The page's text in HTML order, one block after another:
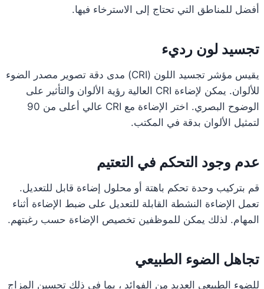
أفضل للمناطق التي تحتاج إلى الاسترخاء فيها.
تجسيد لون رديء
يقيس مؤشر تجسيد اللون (CRI) مدى دقة تصوير مصدر الضوء
للألوان. يمكن لإضاءة CRI العالية رؤية الألوان والتأثير على
الوضوح البصري. اختر الإضاءة مع CRI عالي أعلى من 90
لتمثيل الألوان بدقة في المكتب.
عدم وجود التحكم في التعتيم
قم بتركيب وحدة تحكم باهتة أو محلول إضاءة قابل للتعديل.
تعمل الإضاءة النشطة القابلة للتعديل على ضبط الإضاءة أثناء
المهام. لذلك يمكن للموظفين تخصيص الإضاءة حسب رغبتهم.
تجاهل الضوء الطبيعي
للضوء الطبيعي العديد من الفوائد ، بما في ذلك تحسين المزاج